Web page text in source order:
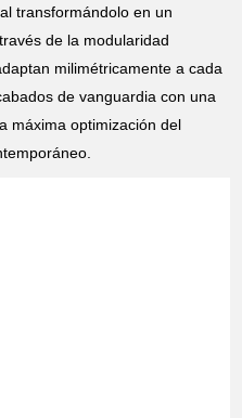
transformándolo en un
de la modularidad
milimétricamente a cada
de vanguardia con una
máxima optimización del